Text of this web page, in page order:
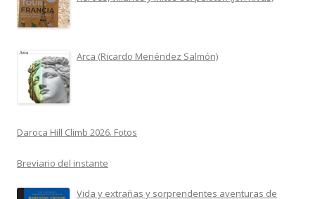
Arca (Ricardo Menéndez Salmón)
Daroca Hill Climb 2026. Fotos
Breviario del instante
Vida y extrañas y sorprendentes aventuras de